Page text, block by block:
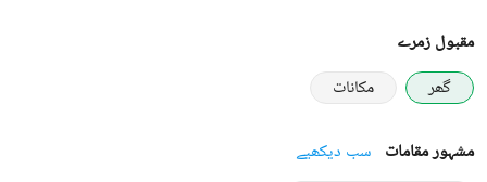
مقبول زمرے
گھر
مکانات
مشہور مقامات سب دیکھیے